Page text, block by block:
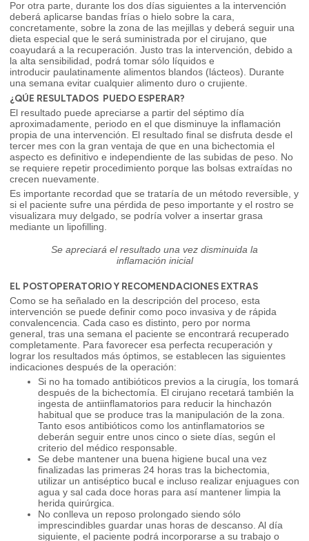
Por otra parte, durante los dos días siguientes a la intervención
deberá aplicarse bandas frías o hielo sobre la cara,
concretamente, sobre la zona de las mejillas y deberá seguir una
dieta especial que le será suministrada por el cirujano, que
coayudará a la recuperación. Justo tras la intervención, debido a
la alta sensibilidad, podrá tomar sólo líquidos e
introducir paulatinamente alimentos blandos (lácteos). Durante
una semana evitar cualquier alimento duro o crujiente.
¿QÚE RESULTADOS PUEDO ESPERAR?
El resultado puede apreciarse a partir del séptimo día
aproximadamente, periodo en el que disminuye la inflamación
propia de una intervención. El resultado final se disfruta desde el
tercer mes con la gran ventaja de que en una bichectomia el
aspecto es definitivo e independiente de las subidas de peso. No
se requiere repetir procedimiento porque las bolsas extraídas no
crecen nuevamente.
Es importante recordad que se trataría de un método reversible, y
si el paciente sufre una pérdida de peso importante y el rostro se
visualizara muy delgado, se podría volver a insertar grasa
mediante un lipofilling.
Se apreciará el resultado una vez disminuida la
inflamación inicial
EL POSTOPERATORIO Y RECOMENDACIONES EXTRAS
Como se ha señalado en la descripción del proceso, esta
intervención se puede definir como poco invasiva y de rápida
convalencencia. Cada caso es distinto, pero por norma
general, tras una semana el paciente se encontrará recuperado
completamente. Para favorecer esa perfecta recuperación y
lograr los resultados más óptimos, se establecen las siguientes
indicaciones después de la operación:
Si no ha tomado antibióticos previos a la cirugía, los tomará
después de la bichectomía. El cirujano recetará también la
ingesta de antiinflamatorios para reducir la hinchazón
habitual que se produce tras la manipulación de la zona.
Tanto esos antibióticos como los antinflamatorios se
deberán seguir entre unos cinco o siete días, según el
criterio del médico responsable.
Se debe mantener una buena higiene bucal una vez
finalizadas las primeras 24 horas tras la bichectomia,
utilizar un antiséptico bucal e incluso realizar enjuagues con
agua y sal cada doce horas para así mantener limpia la
herida quirúrgica.
No conlleva un reposo prolongado siendo sólo
imprescindibles guardar unas horas de descanso. Al día
siguiente, el paciente podrá incorporarse a su trabajo o